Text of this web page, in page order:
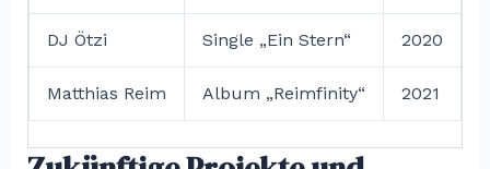
DJ Ötzi Single „Ein Stern“ 2020
Matthias Reim Album „Reimfinity“ 2021